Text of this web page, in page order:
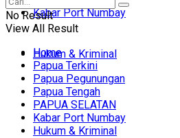
Kabar Port Numbay
Hukum & Kriminal
No Result
View All Result
Home
Papua Terkini
Papua Pegunungan
Papua Tengah
PAPUA SELATAN
Kabar Port Numbay
Hukum & Kriminal